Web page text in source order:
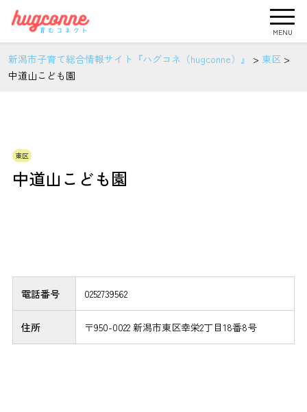
MENU
新潟市子育て総合情報サイト『ハグコネ（hugconne）』 > 東区 >
中道山こども園
東区
中道山こども園
電話番号 0252739562
住所 〒950-0022 新潟市東区幸栄2丁目18番8号